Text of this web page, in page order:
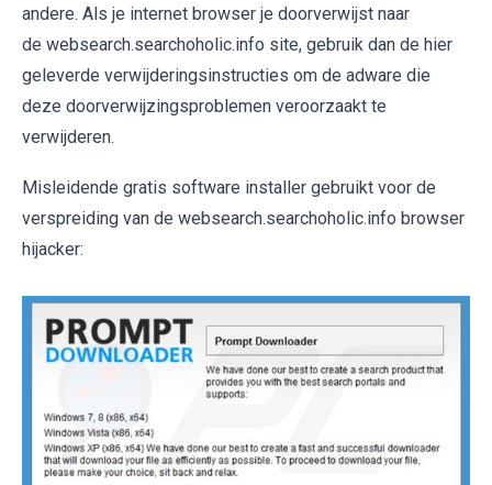
andere. Als je internet browser je doorverwijst naar
de websearch.searchoholic.info site, gebruik dan de hier
geleverde verwijderingsinstructies om de adware die
deze doorverwijzingsproblemen veroorzaakt te
verwijderen.
Misleidende gratis software installer gebruikt voor de
verspreiding van de websearch.searchoholic.info browser
hijacker: